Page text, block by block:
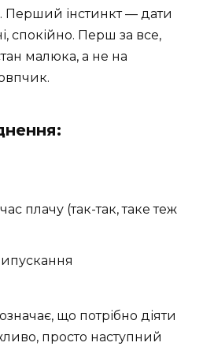
Перший інстинкт — дати
спокійно. Перш за все,
малюка, а не на
плачу (так-так, таке теж
що потрібно діяти
просто наступний